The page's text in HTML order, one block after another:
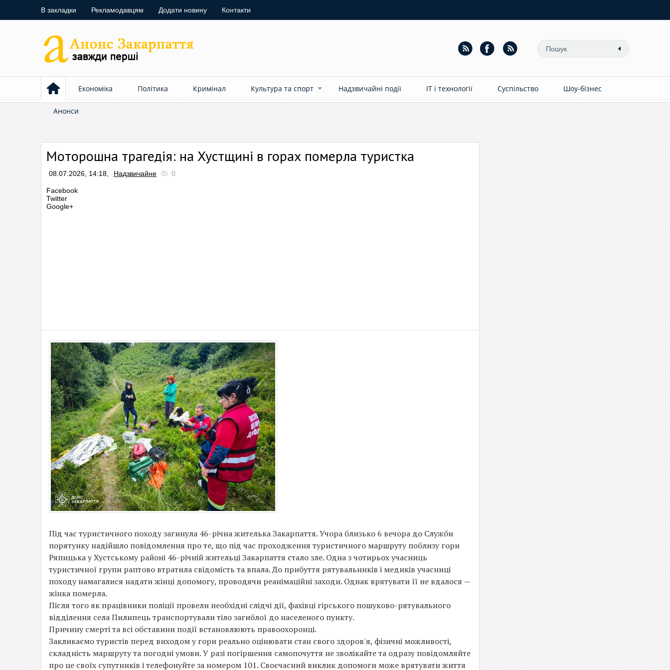
В закладки Рекламодавцям Додати новину Контакти
Економіка Політика Кримінал Культура та спорт Надзвичайні події ІТ і технології Суспільство Шоу-бізнес
Анонси
Моторошна трагедія: на Хустщині в горах померла туристка
08.07.2026, 14:18, Надзвичайне 0
Facebook
Twitter
Google+
Під час туристичного походу загинула 46-річна жителька Закарпаття. Учора близько 6 вечора до Служби
порятунку надійшло повідомлення про те, що під час проходження туристичного маршруту поблизу гори
Ряпицька у Хустському районі 46-річній жительці Закарпаття стало зле. Одна з чотирьох учасниць
туристичної групи раптово втратила свідомість та впала. До прибуття рятувальників і медиків учасниці
походу намагалися надати жінці допомогу, проводячи реанімаційні заходи. Однак врятувати її не вдалося —
жінка померла.
Після того як працівники поліції провели необхідні слідчі дії, фахівці гірського пошуково-рятувального
відділення села Пилипець транспортували тіло загиблої до населеного пункту.
Причину смерті та всі обставини події встановлюють правоохоронці.
Закликаємо туристів перед виходом у гори реально оцінювати стан свого здоров'я, фізичні можливості,
складність маршруту та погодні умови. У разі погіршення самопочуття не зволікайте та одразу повідомляйте
про це своїх супутників і телефонуйте за номером 101. Своєчасний виклик допомоги може врятувати життя